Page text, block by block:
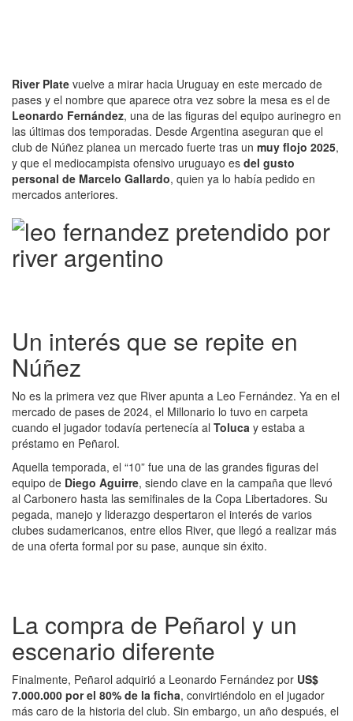
River Plate vuelve a mirar hacia Uruguay en este mercado de
pases y el nombre que aparece otra vez sobre la mesa es el de
Leonardo Fernández, una de las figuras del equipo aurinegro en
las últimas dos temporadas. Desde Argentina aseguran que el
club de Núñez planea un mercado fuerte tras un muy flojo 2025,
y que el mediocampista ofensivo uruguayo es del gusto
personal de Marcelo Gallardo, quien ya lo había pedido en
mercados anteriores.
Un interés que se repite en
Núñez
No es la primera vez que River apunta a Leo Fernández. Ya en el
mercado de pases de 2024, el Millonario lo tuvo en carpeta
cuando el jugador todavía pertenecía al Toluca y estaba a
préstamo en Peñarol.
Aquella temporada, el “10” fue una de las grandes figuras del
equipo de Diego Aguirre, siendo clave en la campaña que llevó
al Carbonero hasta las semifinales de la Copa Libertadores. Su
pegada, manejo y liderazgo despertaron el interés de varios
clubes sudamericanos, entre ellos River, que llegó a realizar más
de una oferta formal por su pase, aunque sin éxito.
La compra de Peñarol y un
escenario diferente
Finalmente, Peñarol adquirió a Leonardo Fernández por US$
7.000.000 por el 80% de la ficha, convirtiéndolo en el jugador
más caro de la historia del club. Sin embargo, un año después, el